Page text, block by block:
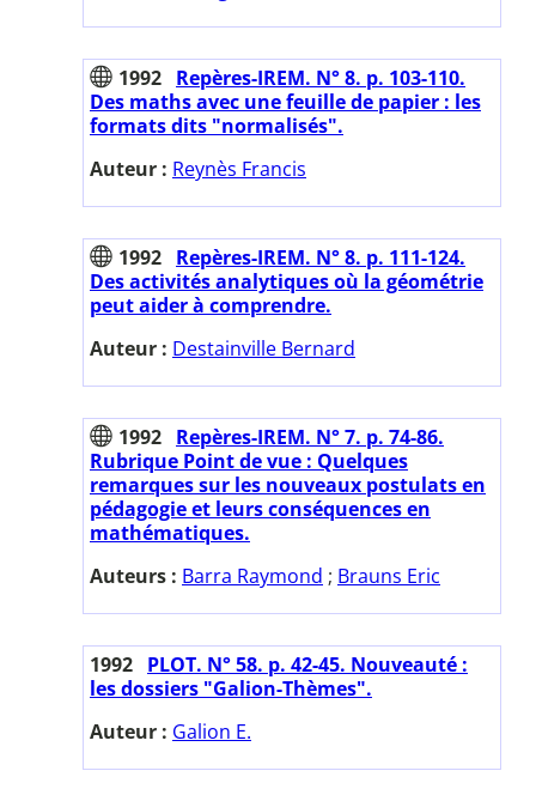
1992 Repères-IREM. N° 8. p. 103-110.
Des maths avec une feuille de papier : les
formats dits "normalisés".
Auteur : Reynès Francis
1992 Repères-IREM. N° 8. p. 111-124.
Des activités analytiques où la géométrie
peut aider à comprendre.
Auteur : Destainville Bernard
1992 Repères-IREM. N° 7. p. 74-86.
Rubrique Point de vue : Quelques
remarques sur les nouveaux postulats en
pédagogie et leurs conséquences en
mathématiques.
Auteurs : Barra Raymond ; Brauns Eric
1992 PLOT. N° 58. p. 42-45. Nouveauté :
les dossiers "Galion-Thèmes".
Auteur : Galion E.